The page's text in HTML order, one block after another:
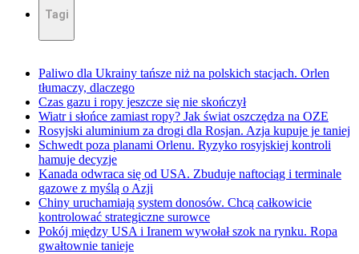
Tagi
Paliwo dla Ukrainy tańsze niż na polskich stacjach. Orlen
tłumaczy, dlaczego
Czas gazu i ropy jeszcze się nie skończył
Wiatr i słońce zamiast ropy? Jak świat oszczędza na OZE
Rosyjski aluminium za drogi dla Rosjan. Azja kupuje je taniej
Schwedt poza planami Orlenu. Ryzyko rosyjskiej kontroli
hamuje decyzje
Kanada odwraca się od USA. Zbuduje naftociąg i terminale
gazowe z myślą o Azji
Chiny uruchamiają system donosów. Chcą całkowicie
kontrolować strategiczne surowce
Pokój między USA i Iranem wywołał szok na rynku. Ropa
gwałtownie tanieje